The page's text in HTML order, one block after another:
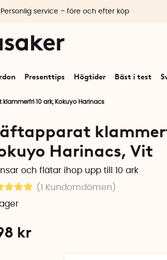
Presenttips Högtider Bäst i test
Personlig service – före och efter köp
klammerfri 10 ark, Kokuyo Harinacs
Harinacs, Vit
och flätar ihop upp till 10 ark
(1 Kundomdömen )
kr